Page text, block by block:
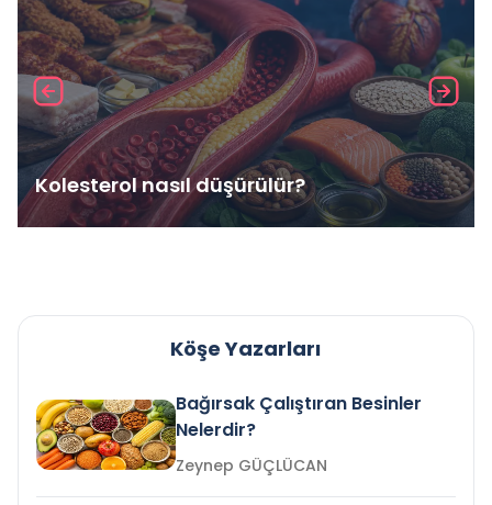
Kolesterol nasıl düşürülür?
Köşe Yazarları
Bağırsak Çalıştıran Besinler
Nelerdir?
Zeynep GÜÇLÜCAN